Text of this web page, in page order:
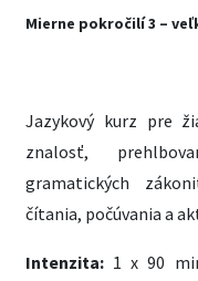
Mierne pokročilí 3 –
Jazykový kurz pre
znalosť,
gramatických
čítania, počúvania a
Intenzita: 1 x 90